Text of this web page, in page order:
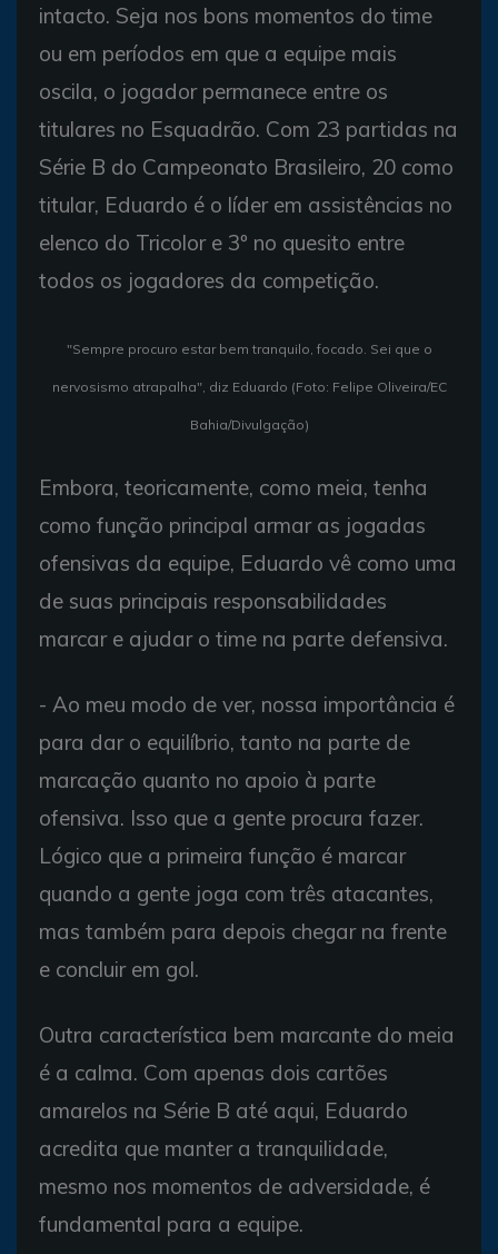
intacto. Seja nos bons momentos do time
ou em períodos em que a equipe mais
oscila, o jogador permanece entre os
titulares no Esquadrão. Com 23 partidas na
Série B do Campeonato Brasileiro, 20 como
titular, Eduardo é o líder em assistências no
elenco do Tricolor e 3º no quesito entre
todos os jogadores da competição.
"Sempre procuro estar bem tranquilo, focado. Sei que o
nervosismo atrapalha", diz Eduardo (Foto: Felipe Oliveira/EC
Bahia/Divulgação)
Embora, teoricamente, como meia, tenha
como função principal armar as jogadas
ofensivas da equipe, Eduardo vê como uma
de suas principais responsabilidades
marcar e ajudar o time na parte defensiva.
- Ao meu modo de ver, nossa importância é
para dar o equilíbrio, tanto na parte de
marcação quanto no apoio à parte
ofensiva. Isso que a gente procura fazer.
Lógico que a primeira função é marcar
quando a gente joga com três atacantes,
mas também para depois chegar na frente
e concluir em gol.
Outra característica bem marcante do meia
é a calma. Com apenas dois cartões
amarelos na Série B até aqui, Eduardo
acredita que manter a tranquilidade,
mesmo nos momentos de adversidade, é
fundamental para a equipe.